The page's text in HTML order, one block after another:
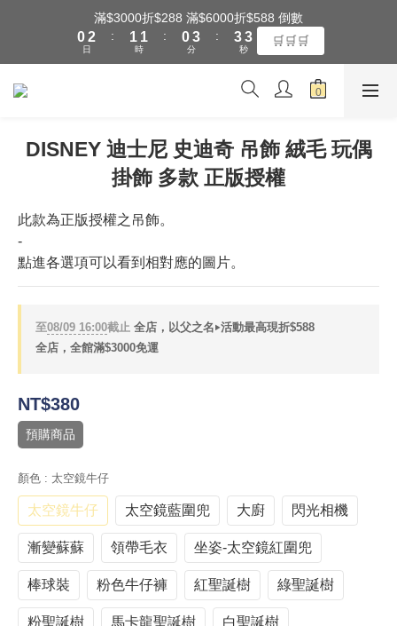
全館滿$3000享『超商』免運費
滿$3000折$288 滿$6000折$588 倒數
0
3
2
1
日
:
2
1
0
2
1
0
時
:
1
0
4
3
2
分
:
4
3
2
4
3
2
0
秒
🛒🛒🛒
全館滿$3000享『超商』免運費
DISNEY 迪士尼 史迪奇 吊飾 絨毛 玩偶
掛飾 多款 正版授權
此款為正版授權之吊飾。
-
點進各選項可以看到相對應的圖片。
至08/09 16:00截止 全店，以父之名‣活動最高現折$588
全店，全館滿$3000免運
NT$380
預購商品
顏色 : 太空鏡牛仔
太空鏡牛仔 太空鏡藍圍兜 大廚 閃光相機
漸變蘇蘇 領帶毛衣 坐姿-太空鏡紅圍兜
棒球裝 粉色牛仔褲 紅聖誕樹 綠聖誕樹
粉聖誕樹 馬卡龍聖誕樹 白聖誕樹